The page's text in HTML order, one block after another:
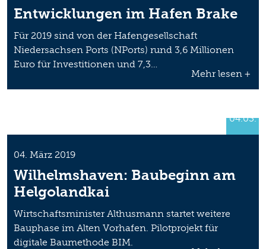
Entwicklungen im Hafen Brake
Für 2019 sind von der Hafengesellschaft
Niedersachsen Ports (NPorts) rund 3,6 Millionen
Euro für Investitionen und 7,3…
Mehr lesen +
04.03.
04. März 2019
Wilhelmshaven: Baubeginn am
Helgolandkai
Wirtschaftsminister Althusmann startet weitere
Bauphase im Alten Vorhafen. Pilotprojekt für
digitale Baumethode BIM.